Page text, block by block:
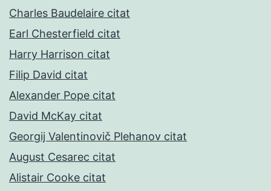
Charles Baudelaire citat
Earl Chesterfield citat
Harry Harrison citat
Filip David citat
Alexander Pope citat
David McKay citat
Georgij Valentinovič Plehanov citat
August Cesarec citat
Alistair Cooke citat